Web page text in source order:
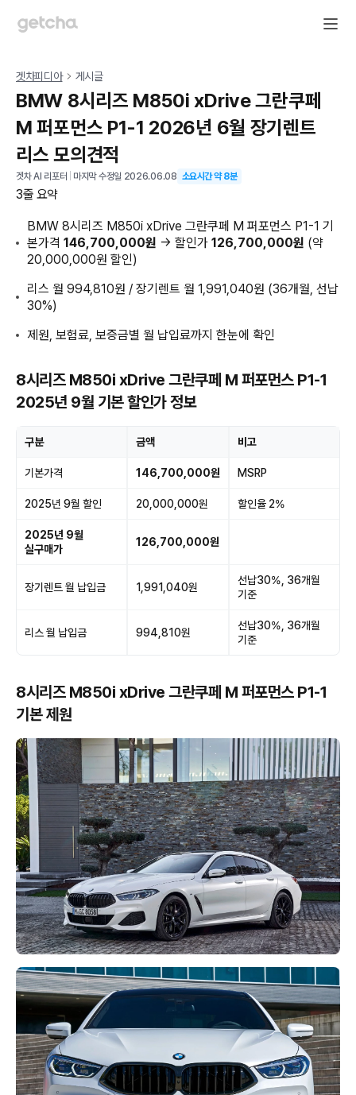
겟차피디아 게시글
BMW 8시리즈 M850i xDrive 그란쿠페
M 퍼포먼스 P1-1 2026년 6월 장기렌트
리스 모의견적
겟차 AI 리포터 마지막 수정일 2026.06.08 소요시간 약8분
3줄 요약
BMW 8시리즈 M850i xDrive 그란쿠페 M 퍼포먼스 P1-1 기
본가격146,700,000원 → 할인가126,700,000원 (약
20,000,000원 할인)
리스 월 994,810원 / 장기렌트 월 1,991,040원 (36개월, 선납
30%)
제원, 보험료, 보증금별 월 납입료까지 한눈에 확인
8시리즈 M850i xDrive 그란쿠페 M 퍼포먼스 P1-1
2025년 9월 기본 할인가 정보
구분 금액 비고
기본가격 146,700,000원 MSRP
2025년 9월 할인 20,000,000원 할인율 2%
2025년 9월
실구매가
126,700,000원
장기렌트 월 납입금 1,991,040원
선납30%, 36개월
기준
리스 월 납입금 994,810원
선납30%, 36개월
기준
8시리즈 M850i xDrive 그란쿠페 M 퍼포먼스 P1-1
기본 제원